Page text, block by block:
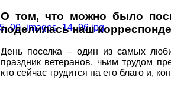
О том, что можно было
поделилась наш
День поселка – один из самых
праздник ветеранов, чьим трудом
кто сейчас трудится на его благо и,